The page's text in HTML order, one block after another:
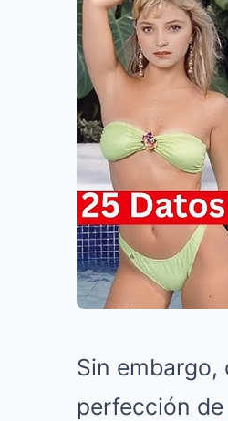
Sin embargo,
perfección